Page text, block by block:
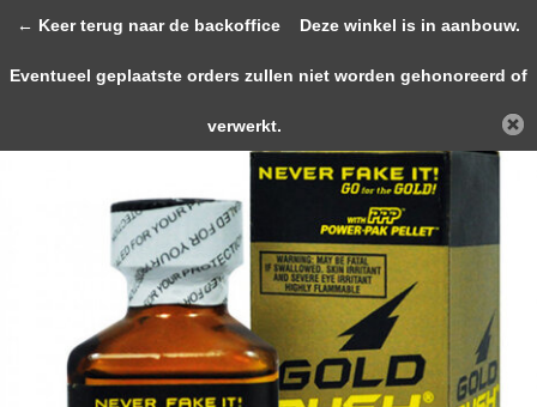
Home Gold Rush Extreme Formula 30ml
← Keer terug naar de backoffice Deze winkel is in aanbouw.
Eventueel geplaatste orders zullen niet worden gehonoreerd of
verwerkt.